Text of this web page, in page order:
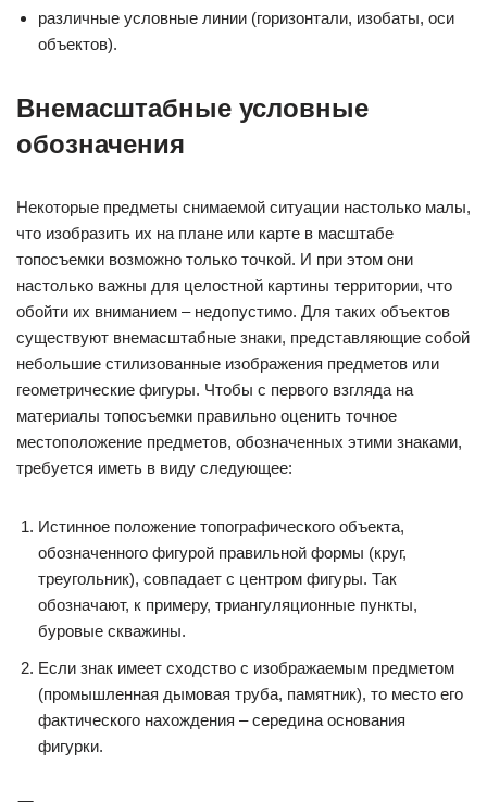
различные условные линии (горизонтали, изобаты, оси
объектов).
Внемасштабные условные
обозначения
Некоторые предметы снимаемой ситуации настолько малы,
что изобразить их на плане или карте в масштабе
топосъемки возможно только точкой. И при этом они
настолько важны для целостной картины территории, что
обойти их вниманием – недопустимо. Для таких объектов
существуют внемасштабные знаки, представляющие собой
небольшие стилизованные изображения предметов или
геометрические фигуры. Чтобы с первого взгляда на
материалы топосъемки правильно оценить точное
местоположение предметов, обозначенных этими знаками,
требуется иметь в виду следующее:
Истинное положение топографического объекта,
обозначенного фигурой правильной формы (круг,
треугольник), совпадает с центром фигуры. Так
обозначают, к примеру, триангуляционные пункты,
буровые скважины.
Если знак имеет сходство с изображаемым предметом
(промышленная дымовая труба, памятник), то место его
фактического нахождения – середина основания
фигурки.